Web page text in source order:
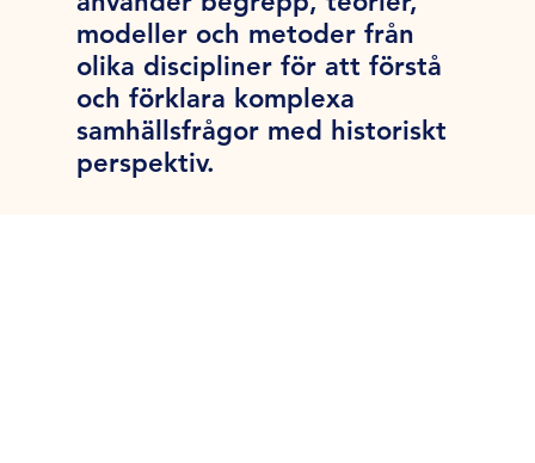
modeller och metoder från
olika discipliner för att förstå
och förklara komplexa
samhällsfrågor med historiskt
perspektiv.